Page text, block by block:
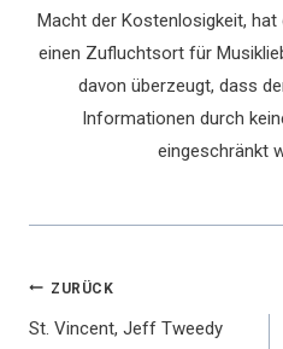
Macht der Kostenlosigkeit,
einen Zufluchtsort für
davon überzeugt, dass
Informationen durch
eingeschränkt
ZURÜCK
St. Vincent, Jeff Tweedy